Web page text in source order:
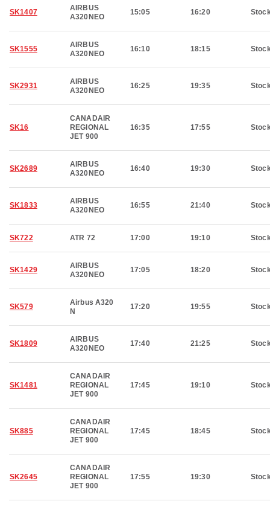
SK1407
AIRBUS
A320NEO
15:05 16:20
SK1555
AIRBUS
A320NEO
16:10 18:15
SK2931
AIRBUS
A320NEO
16:25 19:35
SK16
CANADAIR
REGIONAL
JET 900
16:35 17:55
SK2689
AIRBUS
A320NEO
16:40 19:30
SK1833
AIRBUS
A320NEO
16:55 21:40
SK722 ATR 72 17:00 19:10
SK1429
AIRBUS
A320NEO
17:05 18:20
SK579
Airbus A320
N
17:20 19:55
SK1809
AIRBUS
A320NEO
17:40 21:25
SK1481
CANADAIR
REGIONAL
JET 900
17:45 19:10
SK885
CANADAIR
REGIONAL
JET 900
17:45 18:45
SK2645
CANADAIR
REGIONAL
JET 900
17:55 19:30